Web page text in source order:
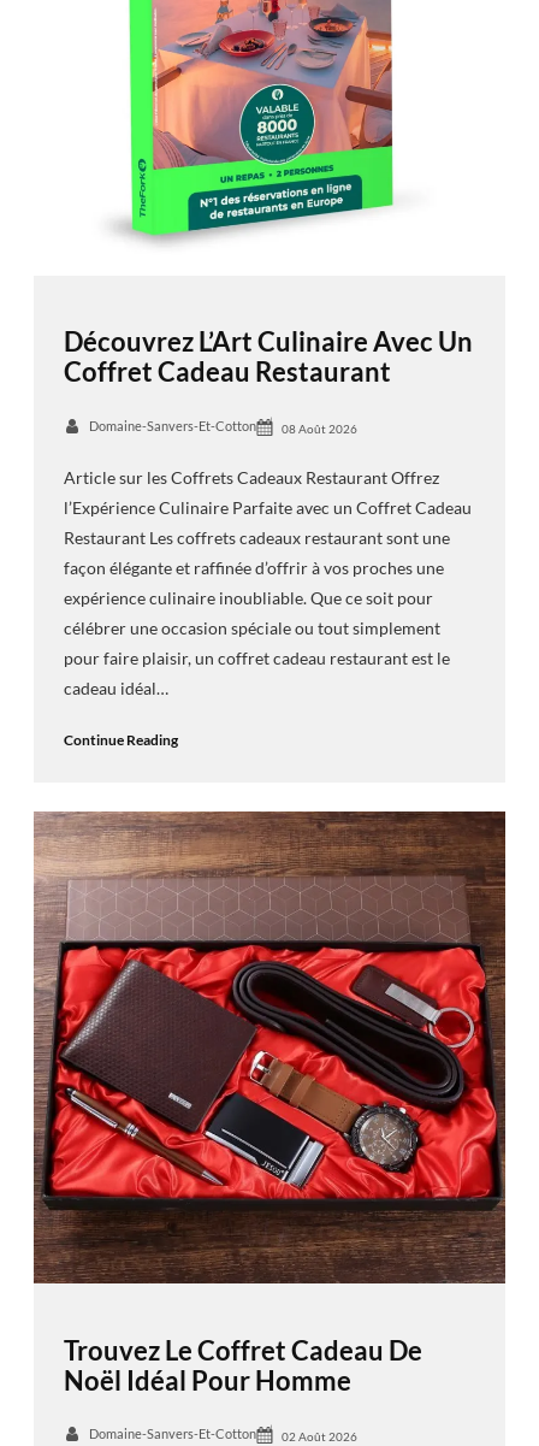
Découvrez L’Art Culinaire Avec Un
Coffret Cadeau Restaurant
Domaine-Sanvers-Et-Cotton 08 Août 2026
Article sur les Coffrets Cadeaux Restaurant Offrez
l’Expérience Culinaire Parfaite avec un Coffret Cadeau
Restaurant Les coffrets cadeaux restaurant sont une
façon élégante et raffinée d’offrir à vos proches une
expérience culinaire inoubliable. Que ce soit pour
célébrer une occasion spéciale ou tout simplement
pour faire plaisir, un coffret cadeau restaurant est le
cadeau idéal…
Continue Reading
Trouvez Le Coffret Cadeau De
Noël Idéal Pour Homme
Domaine-Sanvers-Et-Cotton 02 Août 2026